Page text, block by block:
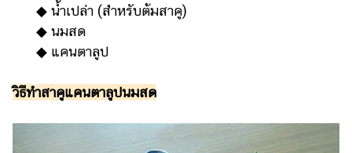
ราคา
น้ำมัน
ไร
ตี้
◆ น้ำเปล่า (สำหรับต้มสาคู)
◆ นมสด
◆ แคนตาลูป
วิธีทำสาคูแคนตาลูปนมสด